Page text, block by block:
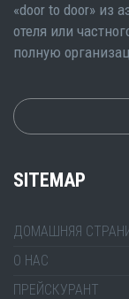
«door to door» из
отеля или
полную
SITEMAP
ДОМАШНЯЯ
О НАС
ПРЕЙСКУРАНТ